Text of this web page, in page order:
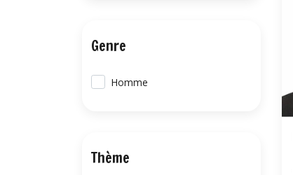
Genre
Homme
Thème